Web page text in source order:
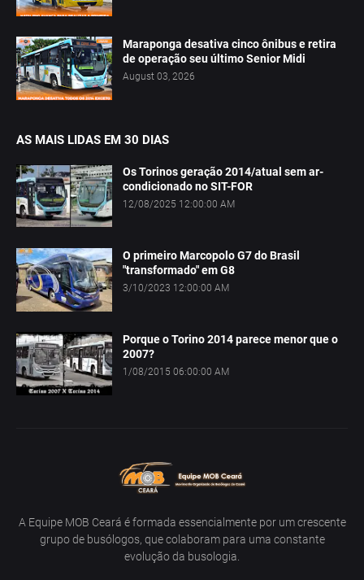
Maraponga desativa cinco ônibus e retira
de operação seu último Senior Midi
August 03, 2026
AS MAIS LIDAS EM 30 DIAS
Os Torinos geração 2014/atual sem ar-
condicionado no SIT-FOR
12/08/2025 12:00:00 AM
O primeiro Marcopolo G7 do Brasil
"transformado" em G8
3/10/2023 12:00:00 AM
Porque o Torino 2014 parece menor que o
2007?
1/08/2015 06:00:00 AM
A Equipe MOB Ceará é formada essencialmente por um crescente
grupo de busólogos, que colaboram para uma constante
evolução da busologia.